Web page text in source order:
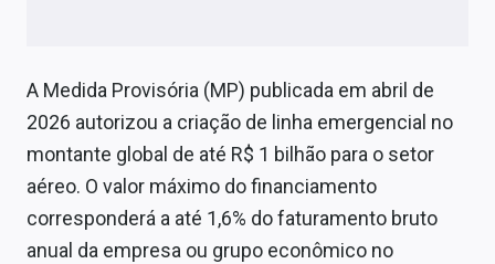
Expediente
A Medida Provisória (MP) publicada em abril de
2026 autorizou a criação de linha emergencial no
montante global de até R$ 1 bilhão para o setor
aéreo. O valor máximo do financiamento
corresponderá a até 1,6% do faturamento bruto
anual da empresa ou grupo econômico no